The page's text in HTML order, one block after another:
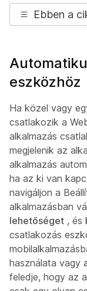
Ebben a
eszközhöz
Ha közel vagy
csatlakozik a
alkalmazás
megjelenik az
alkalmazás
ha az ki van
navigáljon a
alkalmazásban
lehetőséget , és
csatlakozás
használata vagy
feledje, hogy az